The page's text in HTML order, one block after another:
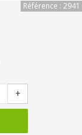
Référence : 2941
+